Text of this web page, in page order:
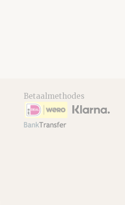
Betaalmethodes